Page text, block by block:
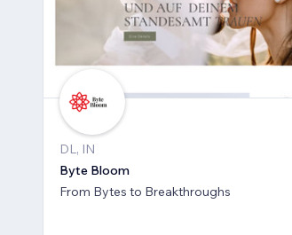
DL, IN
Byte Bloom
From Bytes to Breakthroughs